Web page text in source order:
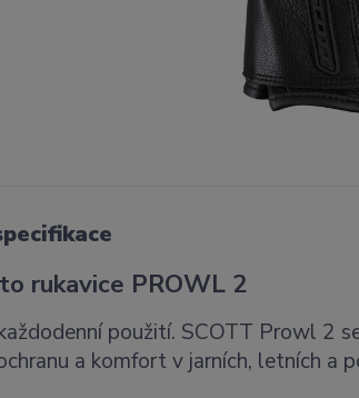
rukavice PROWL 2
použití. SCOTT Prowl 2
a komfort v jarních, letních a